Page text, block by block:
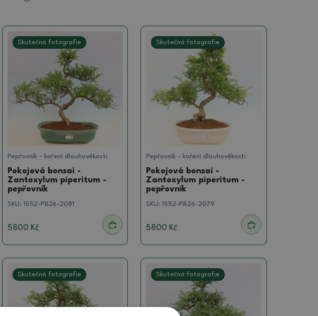
Skutečná fotografie
Pepřovník - koření dlouhověkosti
Pokojová bonsai -
Zantoxylum piperitum -
pepřovník
SKU: 1552-PB26-2081
5800 Kč
Skutečná fotografie
Pepřovník - koření dlouhověkosti
Pokojová bonsai -
Zantoxylum piperitum -
pepřovník
SKU:1552-PB26-2079
5800 Kč
Skutečná fotografie Skutečná fotografie